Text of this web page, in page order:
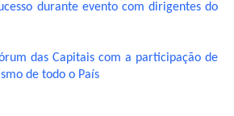
durante evento com dirigentes do
das Capitais com a participação de
de todo o País